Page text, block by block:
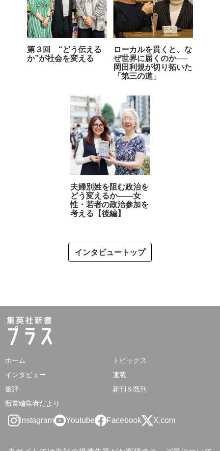
第３回 “どう伝える
か”が社会を変える
ローカルを貫くと、な
ぜ世界に届くのか──
岡田利規が切り拓いた
「第三の道」
夫婦別姓を阻む政治を
どう変えるか――女
性・若者の政治参加を
考える【後編】
インタビュートップ
ホーム
トピックス
インタビュー
連載
書評
新刊＆既刊
新書編集者だより
Instagram Youtube Facebook X.com